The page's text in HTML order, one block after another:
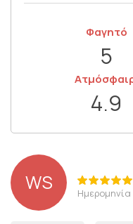
Φαγητό
5
4.9
WS